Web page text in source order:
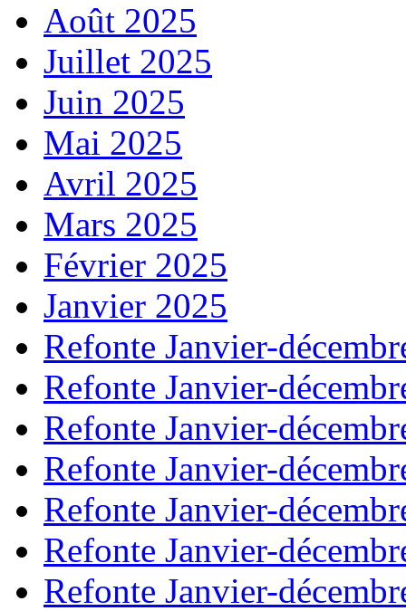
Août 2025
Juillet 2025
Juin 2025
Mai 2025
Avril 2025
Mars 2025
Février 2025
Janvier 2025
Refonte Janvier-
Refonte Janvier-
Refonte Janvier-
Refonte Janvier-
Refonte Janvier-
Refonte Janvier-
Refonte Janvier-